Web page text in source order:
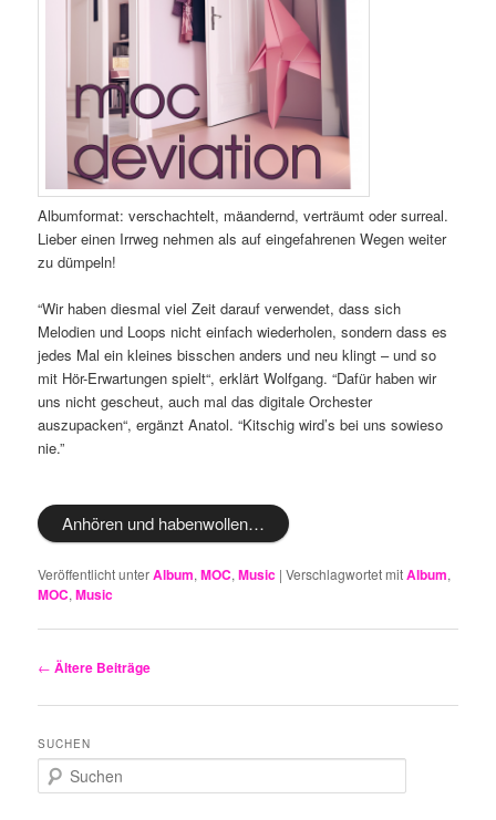
Albumformat: verschachtelt, mäandernd, verträumt oder surreal.
Lieber einen Irrweg nehmen als auf eingefahrenen Wegen weiter
zu dümpeln!
“Wir haben diesmal viel Zeit darauf verwendet, dass sich
Melodien und Loops nicht einfach wiederholen, sondern dass es
jedes Mal ein kleines bisschen anders und neu klingt – und so
mit Hör-Erwartungen spielt“, erklärt Wolfgang. “Dafür haben wir
uns nicht gescheut, auch mal das digitale Orchester
auszupacken“, ergänzt Anatol. “Kitschig wird’s bei uns sowieso
nie.”
Anhören und habenwollen…
Veröffentlicht unterAlbum,MOC,Music |Verschlagwortet mitAlbum,
MOC,Music
Beitragsnavigation
← Ältere Beiträge
SUCHEN
u